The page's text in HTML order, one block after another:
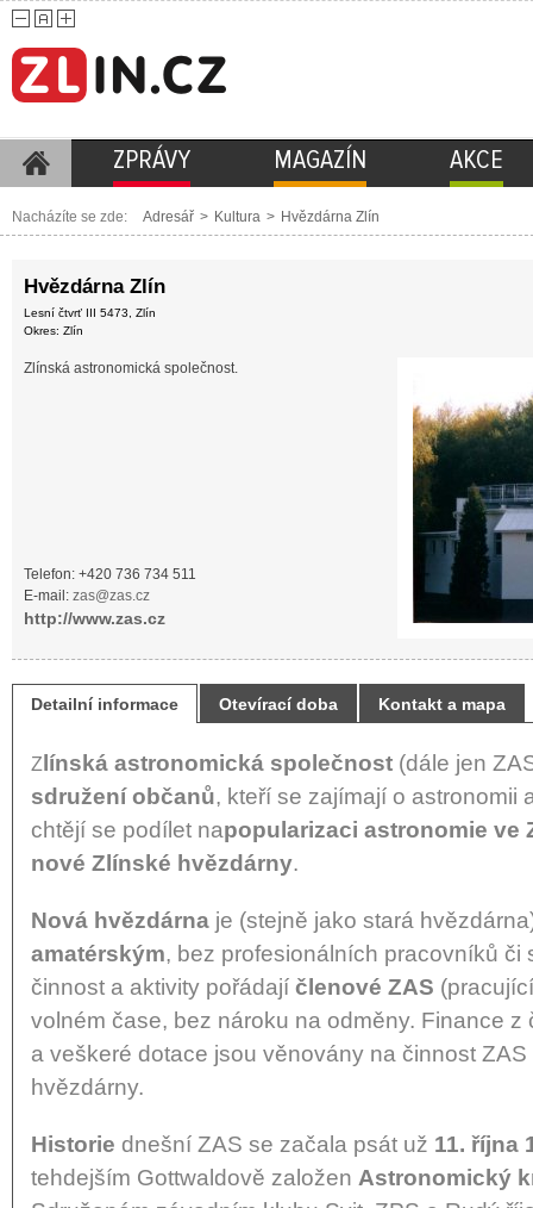
ZPRÁVY MAGAZÍN AKCE
Nacházíte se zde: Adresář > Kultura > Hvězdárna Zlín
Hvězdárna Zlín
Lesní čtvrť III 5473, Zlín
Okres: Zlín
Zlínská astronomická společnost.
Telefon: +420 736 734 511
E-mail: zas@zas.cz
http://www.zas.cz
Detailní informace Otevírací doba Kontakt a mapa
Z línská astronomická společnost (dále jen
sdružení občanů, kteří se zajímají o astronomii
chtějí se podílet napopularizaci astronomie ve
nové Zlínské hvězdárny.
Nová hvězdárna je (stejně jako stará
amatérským, bez profesionálních pracovníků či
činnost a aktivity pořádají členové ZAS
volném čase, bez nároku na odměny. Finance
a veškeré dotace jsou věnovány na činnost
hvězdárny.
Historie dnešní ZAS se začala psát už 11. října
tehdejším Gottwaldově založen Astronomický